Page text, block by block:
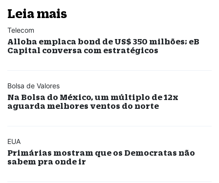
Leia mais
Telecom
Alloha emplaca bond de US$ 350 milhões; eB
Capital conversa com estratégicos
Bolsa de Valores
Na Bolsa do México, um múltiplo de 12x
aguarda melhores ventos do norte
EUA
Primárias mostram que os Democratas não
sabem pra onde ir